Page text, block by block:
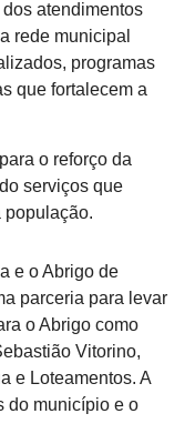
atendimentos
rede municipal
programas
que fortalecem a
o reforço da
serviços que
população.
e o Abrigo de
parceria para levar
o Abrigo como
Vitorino,
e Loteamentos. A
do município e o